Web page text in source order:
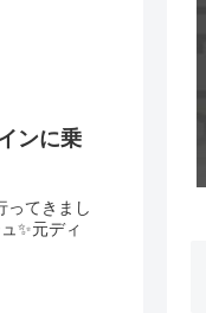
ンに乗
ってきまし
✨元ディ